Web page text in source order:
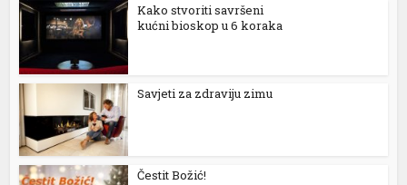
Kako stvoriti savršeni
kućni bioskop u 6 koraka
Savjeti za zdraviju zimu
Čestit Božić!